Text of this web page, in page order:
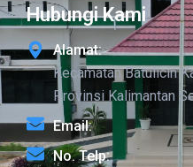
Hubungi Kami
Alamat:
Kecamatan Batulicin
Provinsi Kalimantan
Email:
No. Telp: